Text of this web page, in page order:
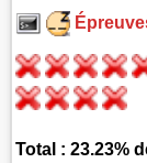
Total : 23.23%